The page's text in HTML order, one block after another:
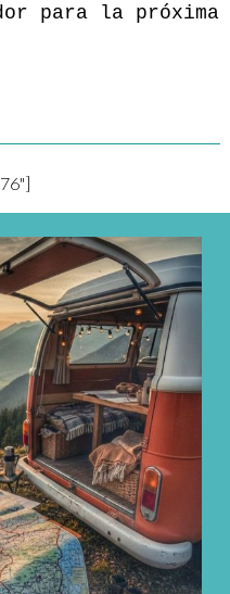
para la próxima